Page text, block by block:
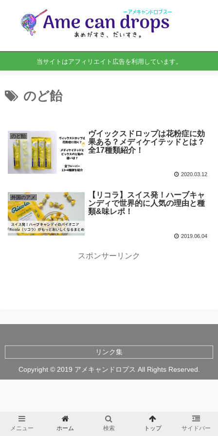
当サイトはアフィリエイト広告を利用しています。
のど飴
のど飴
ヴイックスドロップは花粉症に効
果ある？メディケイテッドとは？
全17種類紹介！
2020.03.12
外国のアメ
【リコラ】スイス発！ハーブキャ
ンディで世界的に人気の理由と種
類&味レポ！
2019.06.04
スポンサーリンク
リンク集
Copyright © 2019 アメキャンドロプス All Rights Reserved.
メニュー ホーム 検索 トップ サイドバー